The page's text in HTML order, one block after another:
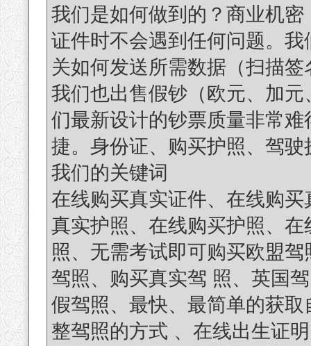
我们是如何做到的？商业机
证件时不会遇到任何问题。
关如何发送所需数据（扫描
我们也出售假钞（欧元、加
们最新设计的钞票质量非常
捷。身份证、购买护照、驾驶
我们的关键词
在线购买真实证件、在线购
真实护照、在线购买护照、
照、无需考试即可购买欧盟
驾照、购买真实驾 照、英国
假驾照、最快、最简单的获
整驾照的方式 、在线出生证